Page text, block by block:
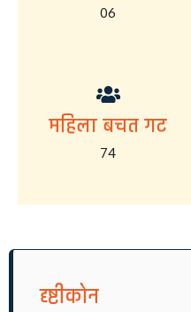
06
महिला बचत गट
74
दृष्टीकोन